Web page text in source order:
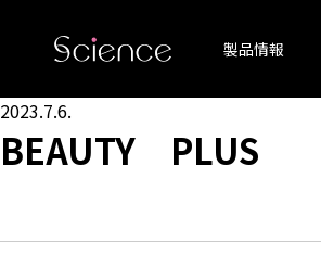
製品情報
2023.7.6.
BEAUTY PLUS